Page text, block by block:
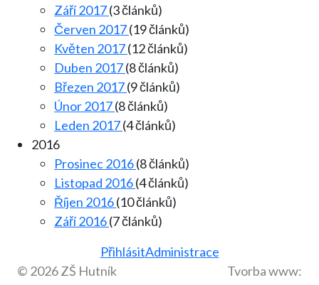
Září 2017(3 článků)
Červen 2017(19 článků)
Květen 2017(12 článků)
Duben 2017(8 článků)
Březen 2017(9 článků)
Únor 2017(8 článků)
Leden 2017(4 článků)
2016
Prosinec 2016(8 článků)
Listopad 2016(4 článků)
Říjen 2016(10 článků)
Září 2016(7 článků)
PřihlásitAdministrace
© 2026 ZŠ Hutník
Tvorba www: